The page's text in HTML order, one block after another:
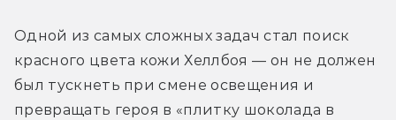
Одной из самых сложных задач стал поиск
красного цвета кожи Хеллбоя — он не должен
был тускнеть при смене освещения и
превращать героя в «плитку шоколада в